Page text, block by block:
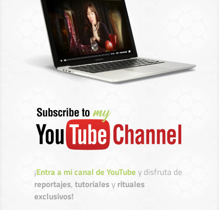
¡Entra a mi canal de YouTubey disfruta de
reportajes,tutorialesyrituales
exclusivos!